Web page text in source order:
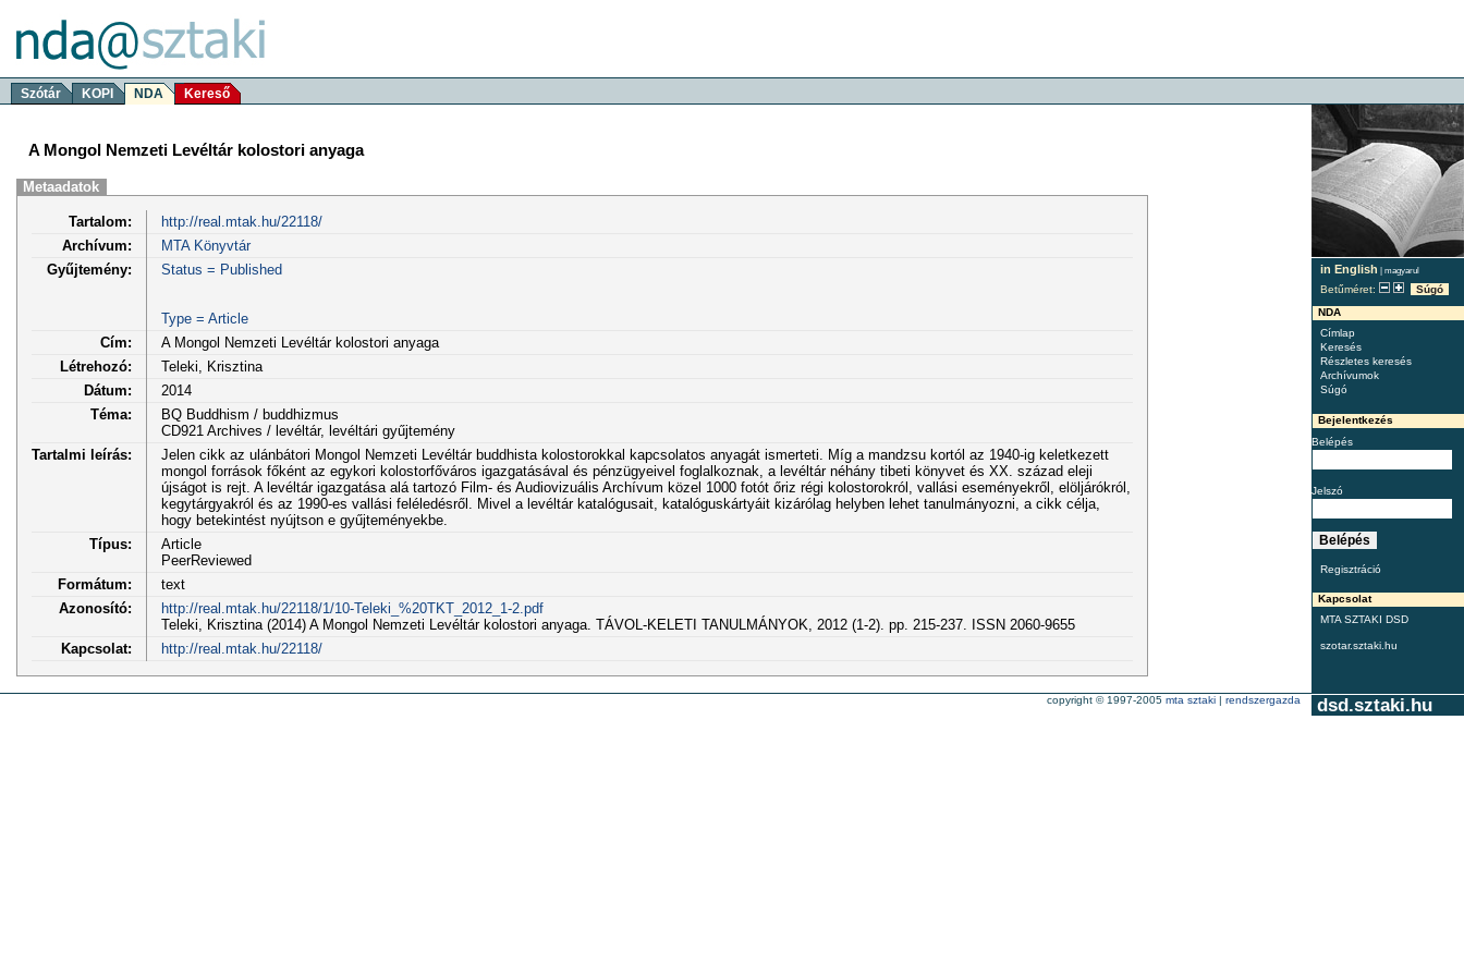
Szótár KOPI NDA Kereső
in English | magyarul
Betűméret:
Súgó
NDA
Címlap
Keresés
Részletes keresés
Archívumok
Súgó
Bejelentkezés
Belépés
Jelszó
Regisztráció
Kapcsolat
MTA SZTAKI DSD
szotar.sztaki.hu
A Mongol Nemzeti Levéltár kolostori anyaga
Metaadatok
Tartalom:
http://real.mtak.hu/22118/
Archívum:
MTA Könyvtár
Gyűjtemény:
Status = Published
Type = Article
Cím:
A Mongol Nemzeti Levéltár kolostori anyaga
Létrehozó:
Teleki, Krisztina
Dátum:
2014
Téma:
BQ Buddhism / buddhizmus
CD921 Archives / levéltár, levéltári gyűjtemény
Tartalmi leírás:
Jelen cikk az ulánbátori Mongol Nemzeti Levéltár buddhista kolostorokkal kapcsolatos anyagát ismerteti. Míg a mandzsu kortól az 1940-ig keletkezett
mongol források főként az egykori kolostorfőváros igazgatásával és pénzügyeivel foglalkoznak, a levéltár néhány tibeti könyvet és XX. század eleji
újságot is rejt. A levéltár igazgatása alá tartozó Film- és Audiovizuális Archívum közel 1000 fotót őriz régi kolostorokról, vallási eseményekről, elöljárókról,
kegytárgyakról és az 1990-es vallási feléledésről. Mivel a levéltár katalógusait, katalóguskártyáit kizárólag helyben lehet tanulmányozni, a cikk célja,
hogy betekintést nyújtson e gyűjteményekbe.
Típus:
Article
PeerReviewed
Formátum:
text
Azonosító:
http://real.mtak.hu/22118/1/10-Teleki_%20TKT_2012_1-2.pdf
Teleki, Krisztina (2014) A Mongol Nemzeti Levéltár kolostori anyaga. TÁVOL-KELETI TANULMÁNYOK, 2012 (1-2). pp. 215-237. ISSN 2060-9655
Kapcsolat:
http://real.mtak.hu/22118/
dsd.sztaki.hu
copyright © 1997-2005 mta sztaki | rendszergazda